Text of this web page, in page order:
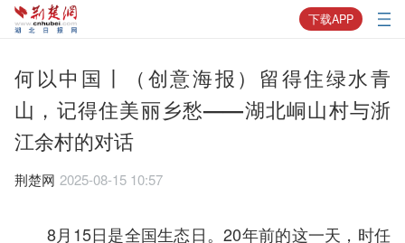
下载APP
何以中国丨（创意海报）留得住绿水青
山，记得住美丽乡愁——湖北峒山村与浙
江余村的对话
荆楚网 2025-08-15 10:57
8月15日是全国生态日。20年前的这一天，时任